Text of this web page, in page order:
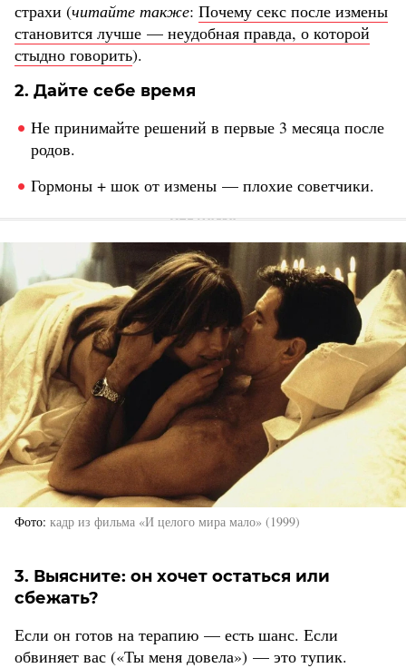
страхи (читайте также: Почему секс после измены
становится лучше — неудобная правда, о которой
стыдно говорить).
2. Дайте себе время
Не принимайте решений в первые 3 месяца после
родов.
Гормоны + шок от измены — плохие советчики.
Фото кадр из фильма «И целого мира мало» (1999)
3. Выясните: он хочет остаться или
сбежать?
Если он готов на терапию — есть шанс. Если
обвиняет вас («Ты меня довела») — это тупик.